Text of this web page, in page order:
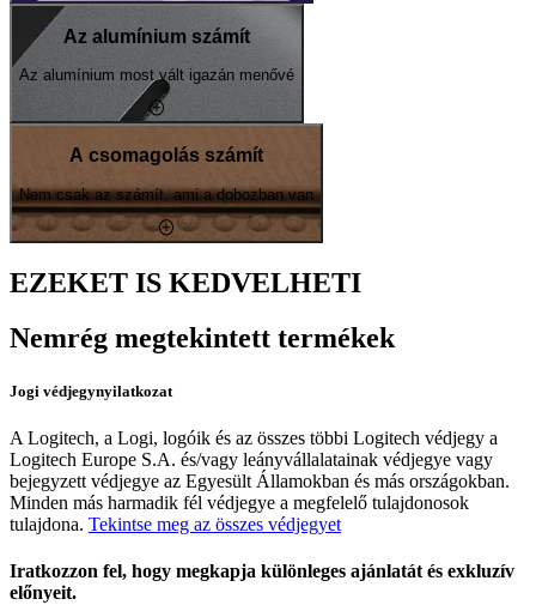
Az alumínium számít
Az alumínium most vált igazán menővé
A csomagolás számít
Nem csak az számít, ami a dobozban van
EZEKET IS KEDVELHETI
Nemrég megtekintett termékek
Jogi védjegynyilatkozat
A Logitech, a Logi, logóik és az összes többi Logitech védjegy a
Logitech Europe S.A. és/vagy leányvállalatainak védjegye vagy
bejegyzett védjegye az Egyesült Államokban és más országokban.
Minden más harmadik fél védjegye a megfelelő tulajdonosok
tulajdona. Tekintse meg az összes védjegyet
Iratkozzon fel, hogy megkapja különleges ajánlatát és exkluzív
előnyeit.